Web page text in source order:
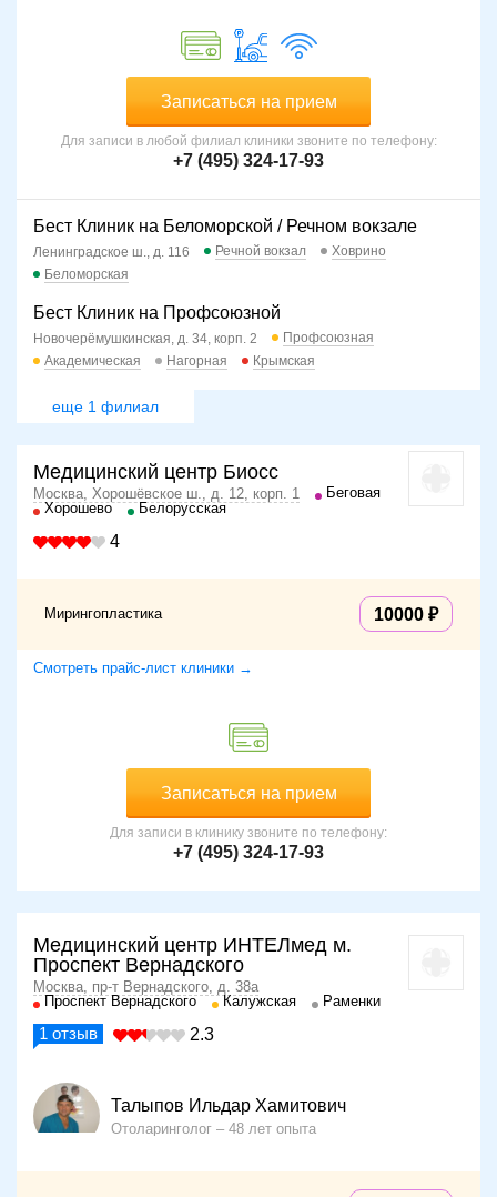
обратиться к лечащему врачу.
Записаться на прием
Для записи в любой филиал клиники звоните по телефону:
+7 (495) 324-17-93
Бест Клиник на Беломорской / Речном вокзале
Ленинградское ш., д. 116 Речной вокзал
Ховрино
Беломорская
Бест Клиник на Профсоюзной
Новочерёмушкинская, д. 34, корп. 2
Профсоюзная
Академическая
Нагорная Крымская
еще 1 филиал
Медицинский центр Биосс
Москва, Хорошёвское ш., д. 12, корп. 1
Беговая
Хорошево
Белорусская
4
Мирингопластика 10000
Смотреть прайс-лист клиники →
Записаться на прием
Для записи в клинику звоните по телефону:
+7 (495) 324-17-93
Медицинский центр ИНТЕЛмед м.
Проспект Вернадского
Москва, пр-т Вернадского, д. 38а
Проспект Вернадского
Калужская Раменки
1 отзыв 2.3
Талыпов Ильдар Хамитович
Отоларинголог 48 лет опыта